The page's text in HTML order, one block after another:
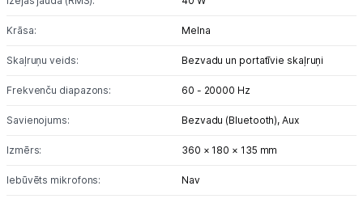
Studijas skaņas aprīkojums
Datortehnika
Audio
Krāsa: Melna
Skaļruņu veids: Bezvadu un portatīvie skaļruņi
Frekvenču diapazons: 60 - 20000 Hz
Savienojums: Bezvadu (Bluetooth),Aux
Izmērs: 360 × 180 × 135 mm
Iebūvēts mikrofons: Nav